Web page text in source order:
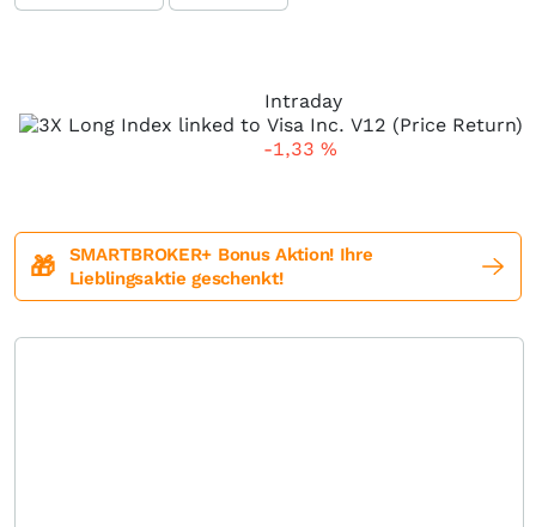
Intraday
-1,33 %
🎁
SMARTBROKER+ Bonus Aktion! Ihre
Lieblingsaktie geschenkt!